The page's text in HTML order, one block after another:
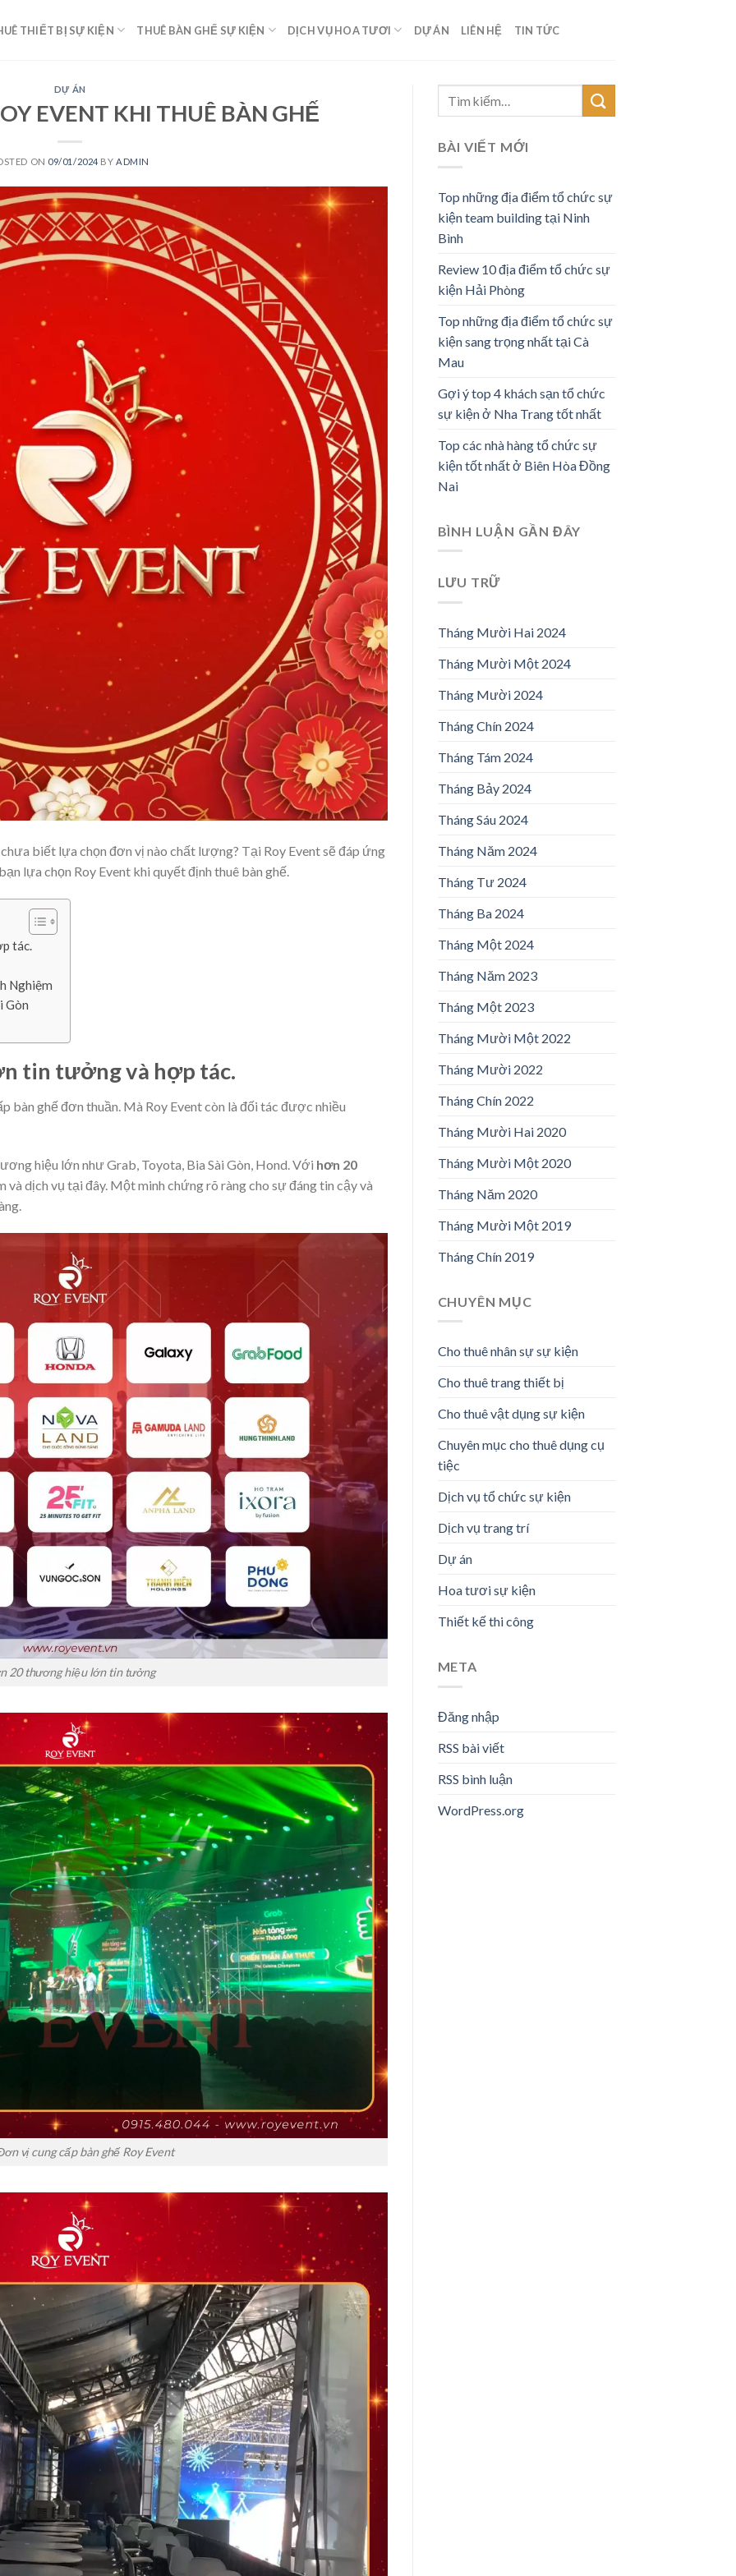
THIẾT BỊ SỰ KIỆN THUÊ BÀN GHẾ SỰ KIỆN DỊCH VỤ HOA TƯƠI DỰ ÁN LIÊN HỆ TIN TỨC
DỰ ÁN
EVENT KHI THUÊ BÀN GHẾ
ON 09/01/2024 BY ADMIN
biết lựa chọn đơn vị nào chất lượng? Tại Roy Event sẽ đáp ứng
lựa chọn Roy Event khi quyết định thuê bàn ghế.
tác.
Nghiệm
Gòn
tin tưởng và hợp tác.
bàn ghế đơn thuần. Mà Roy Event còn là đối tác được nhiều
hiệu lớn như Grab, Toyota, Bia Sài Gòn, Hond. Với hơn 20
và dịch vụ tại đây. Một minh chứng rõ ràng cho sự đáng tin cậy và
20 thương hiệu lớn tin tưởng
vị cung cấp bàn ghế Roy Event
BÀI VIẾT MỚI
Top những địa điểm tổ chức sự
kiện team building tại Ninh
Bình
Review 10 địa điểm tổ chức sự
kiện Hải Phòng
Top những địa điểm tổ chức sự
kiện sang trọng nhất tại Cà
Mau
Gợi ý top 4 khách sạn tổ chức
sự kiện ở Nha Trang tốt nhất
Top các nhà hàng tổ chức sự
kiện tốt nhất ở Biên Hòa Đồng
Nai
BÌNH LUẬN GẦN ĐÂY
LƯU TRỮ
Tháng Mười Hai 2024
Tháng Mười Một 2024
Tháng Mười 2024
Tháng Chín 2024
Tháng Tám 2024
Tháng Bảy 2024
Tháng Sáu 2024
Tháng Năm 2024
Tháng Tư 2024
Tháng Ba 2024
Tháng Một 2024
Tháng Năm 2023
Tháng Một 2023
Tháng Mười Một 2022
Tháng Mười 2022
Tháng Chín 2022
Tháng Mười Hai 2020
Tháng Mười Một 2020
Tháng Năm 2020
Tháng Mười Một 2019
Tháng Chín 2019
CHUYÊN MỤC
Cho thuê nhân sự sự kiện
Cho thuê trang thiết bị
Cho thuê vật dụng sự kiện
Chuyên mục cho thuê dụng cụ
tiệc
Dịch vụ tổ chức sự kiện
Dịch vụ trang trí
Dự án
Hoa tươi sự kiện
Thiết kế thi công
META
Đăng nhập
RSS bài viết
RSS bình luận
WordPress.org